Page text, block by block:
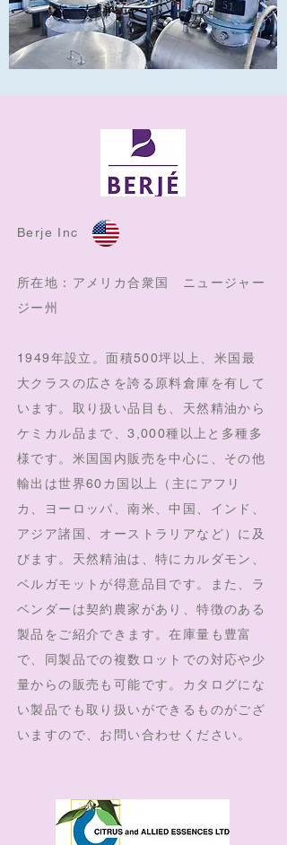
Berje Inc
所在地：アメリカ合衆国 ニュージャー
ジー州
1949年設立。面積500坪以上、米国最
大クラスの広さを誇る原料倉庫を有して
います。 取り扱い品目も、天然精油から
ケミカル品まで、3,000種以上と多種多
様です。 米国国内販売を中心に、その他
輸出は世界60カ国以上（主にアフリ
カ、ヨーロッパ、南米、中国、インド、
アジア諸国、オーストラリアなど）に及
びます。天然精油は、特にカルダモン、
ベルガモットが得意品目です。また、ラ
ベンダーは契約農家があり、特徴のある
製品をご紹介できます。在庫量も豊富
で、同製品での複数ロットでの対応や少
量からの販売も可能です。
カタログにな
い製品でも取り扱いができるものがござ
いますので、お問い合わせください。